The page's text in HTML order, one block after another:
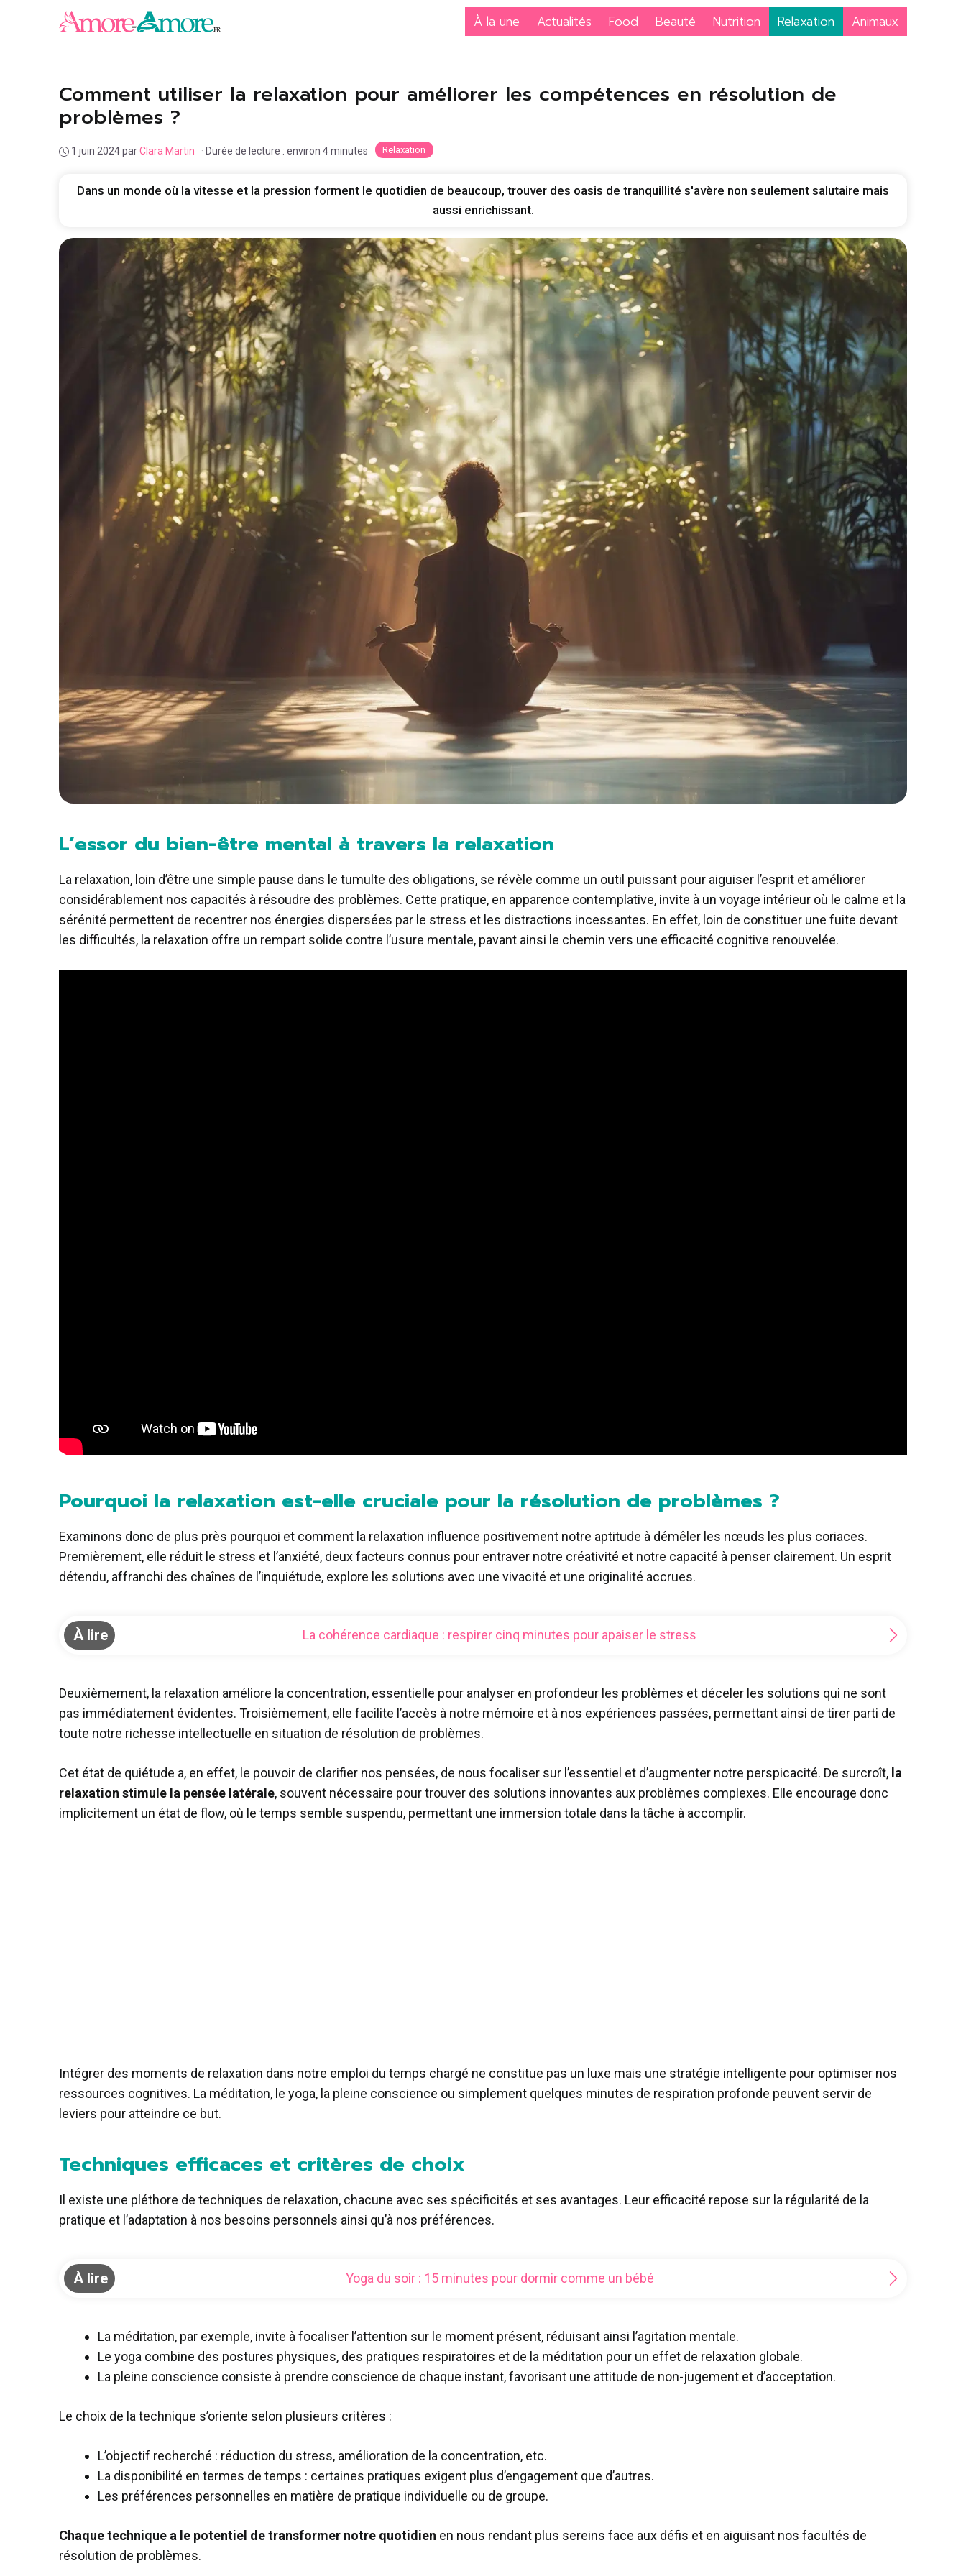
À la une Actualités Food Beauté Nutrition Relaxation Animaux
Relaxation
Comment utiliser la relaxation pour améliorer les compétences en résolution de
problèmes ?
1 juin 2024parClara Martin · Durée de lecture : environ 4 minutes
Dans un monde où la vitesse et la pression forment le quotidien de beaucoup, trouver des oasis de tranquillité s'avère non seulement salutaire mais
aussi enrichissant.
L’essor du bien-être mental à travers la relaxation
La relaxation, loin d’être une simple pause dans le tumulte des obligations, se révèle comme un outil puissant pour aiguiser l’esprit et améliorer
considérablement nos capacités à résoudre des problèmes. Cette pratique, en apparence contemplative, invite à un voyage intérieur où le calme et la
sérénité permettent de recentrer nos énergies dispersées par le stress et les distractions incessantes. En effet, loin de constituer une fuite devant
les difficultés, la relaxation offre un rempart solide contre l’usure mentale, pavant ainsi le chemin vers une efficacité cognitive renouvelée.
Pourquoi la relaxation est-elle cruciale pour la résolution de problèmes ?
Examinons donc de plus près pourquoi et comment la relaxation influence positivement notre aptitude à démêler les nœuds les plus coriaces.
Premièrement, elle réduit le stress et l’anxiété, deux facteurs connus pour entraver notre créativité et notre capacité à penser clairement. Un esprit
détendu, affranchi des chaînes de l’inquiétude, explore les solutions avec une vivacité et une originalité accrues.
À lire La cohérence cardiaque : respirer cinq minutes pour apaiser le stress
Deuxièmement, la relaxation améliore la concentration, essentielle pour analyser en profondeur les problèmes et déceler les solutions qui ne sont
pas immédiatement évidentes. Troisièmement, elle facilite l’accès à notre mémoire et à nos expériences passées, permettant ainsi de tirer parti de
toute notre richesse intellectuelle en situation de résolution de problèmes.
Cet état de quiétude a, en effet, le pouvoir de clarifier nos pensées, de nous focaliser sur l’essentiel et d’augmenter notre perspicacité. De surcroît, la
relaxation stimule la pensée latérale, souvent nécessaire pour trouver des solutions innovantes aux problèmes complexes. Elle encourage donc
implicitement un état de flow, où le temps semble suspendu, permettant une immersion totale dans la tâche à accomplir.
Intégrer des moments de relaxation dans notre emploi du temps chargé ne constitue pas un luxe mais une stratégie intelligente pour optimiser nos
ressources cognitives. La méditation, le yoga, la pleine conscience ou simplement quelques minutes de respiration profonde peuvent servir de
leviers pour atteindre ce but.
Techniques efficaces et critères de choix
Il existe une pléthore de techniques de relaxation, chacune avec ses spécificités et ses avantages. Leur efficacité repose sur la régularité de la
pratique et l’adaptation à nos besoins personnels ainsi qu’à nos préférences.
À lire Yoga du soir : 15 minutes pour dormir comme un bébé
La méditation, par exemple, invite à focaliser l’attention sur le moment présent, réduisant ainsi l’agitation mentale.
Le yoga combine des postures physiques, des pratiques respiratoires et de la méditation pour un effet de relaxation globale.
La pleine conscience consiste à prendre conscience de chaque instant, favorisant une attitude de non-jugement et d’acceptation.
Le choix de la technique s’oriente selon plusieurs critères :
L’objectif recherché : réduction du stress, amélioration de la concentration, etc.
La disponibilité en termes de temps : certaines pratiques exigent plus d’engagement que d’autres.
Les préférences personnelles en matière de pratique individuelle ou de groupe.
Chaque technique a le potentiel de transformer notre quotidien en nous rendant plus sereins face aux défis et en aiguisant nos facultés de
résolution de problèmes.